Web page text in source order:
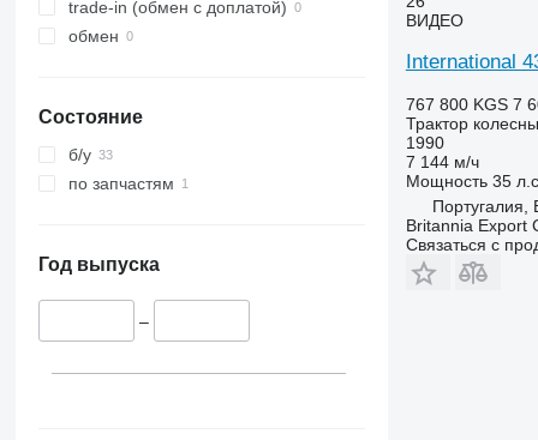
4066
4650
5070 M
5085 M
5090
4708
5455
5711
6180
6190
trade-in (обмен с доплатой)
обмен
Состояние
б/у
по запчастям
Год выпуска
–
ВИДЕО
International
767 800 KGS 7
Трактор
1990
7 144 м/ч
Мощность 35
Португалия,
Britannia Export
Связаться с